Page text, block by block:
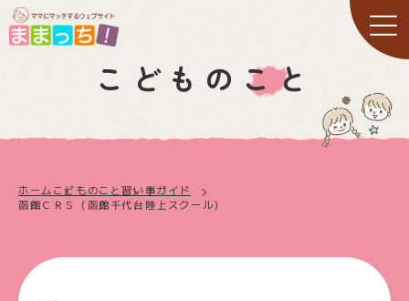
こどものこと
ホーム こどものこと習い事ガイド
函館ＣＲＳ（函館千代台陸上スクール）